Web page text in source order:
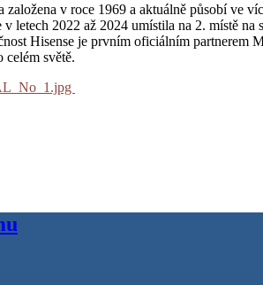
v roce 1969 a aktuálně působí ve
letech 2022 až 2024 umístila na 2. místě
Hisense je prvním oficiálním
světě.